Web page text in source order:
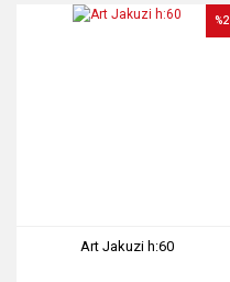
Art Jakuzi h:60
%2